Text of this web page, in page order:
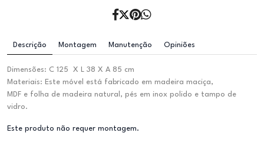
Descrição Montagem Manutenção Opiniões
Dimensões: C 125 X L 38 X A 85 cm
Materiais: Este móvel está fabricado em madeira maciça,
MDF e folha de madeira natural, pés em inox polido e tampo de
vidro.
Este produto não requer montagem.